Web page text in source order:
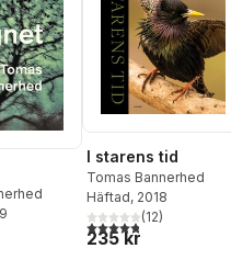
Totalt antal röster:
I starens tid
Tomas Bannerhed
Häftad, 2018
4,8utav 5 stjärnor.
(12)
235 kr